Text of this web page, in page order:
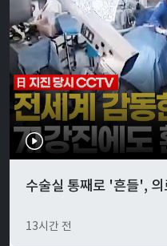
수술실 통째로 '흔들',
13시간 전